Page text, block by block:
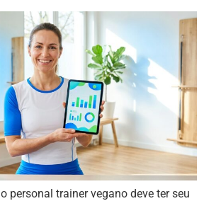
personal trainer vegano deve ter seu